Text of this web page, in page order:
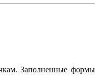
Заполненные формы